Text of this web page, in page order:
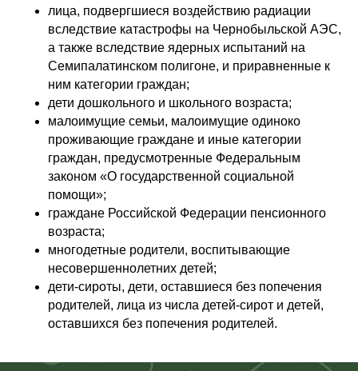
лица, подвергшиеся воздействию радиации
вследствие катастрофы на Чернобыльской АЭС,
а также вследствие ядерных испытаний на
Семипалатинском полигоне, и приравненные к
ним категории граждан;
дети дошкольного и школьного возраста;
малоимущие семьи, малоимущие одиноко
проживающие граждане и иные категории
граждан, предусмотренные Федеральным
законом «О государственной социальной
помощи»;
граждане Российской Федерации пенсионного
возраста;
многодетные родители, воспитывающие
несовершеннолетних детей;
дети-сироты, дети, оставшиеся без попечения
родителей, лица из числа детей-сирот и детей,
оставшихся без попечения родителей.